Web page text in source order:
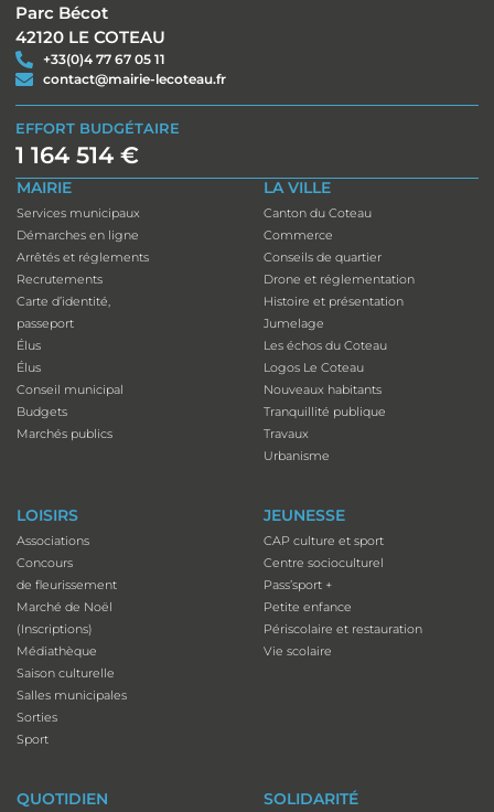
Parc Bécot
42120 LE COTEAU
+33(0)4 77 67 05 11
contact@mairie-lecoteau.fr
EFFORT BUDGÉTAIRE
1 164 514 €
MAIRIE
Services municipaux
Démarches en ligne
Arrêtés et réglements
Recrutements
Carte d’identité,
passeport
Élus
Élus
Conseil municipal
Budgets
Marchés publics
LA VILLE
Canton du Coteau
Commerce
Conseils de quartier
Drone et réglementation
Histoire et présentation
Jumelage
Les échos du Coteau
Logos Le Coteau
Nouveaux habitants
Tranquillité publique
Travaux
Urbanisme
LOISIRS
Associations
Concours
de fleurissement
Marché de Noël
(Inscriptions)
Médiathèque
Saison culturelle
Salles municipales
Sorties
Sport
JEUNESSE
CAP culture et sport
Centre socioculturel
Pass’sport +
Petite enfance
Périscolaire et restauration
Vie scolaire
QUOTIDIEN SOLIDARITÉ